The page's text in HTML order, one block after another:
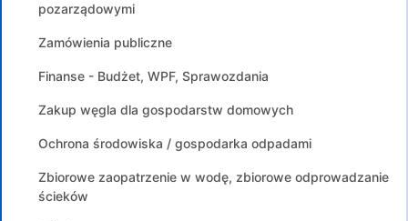
pozarządowymi
Zamówienia publiczne
Finanse - Budżet, WPF, Sprawozdania
Zakup węgla dla gospodarstw domowych
Ochrona środowiska / gospodarka odpadami
Zbiorowe zaopatrzenie w wodę, zbiorowe odprowadzanie
ścieków